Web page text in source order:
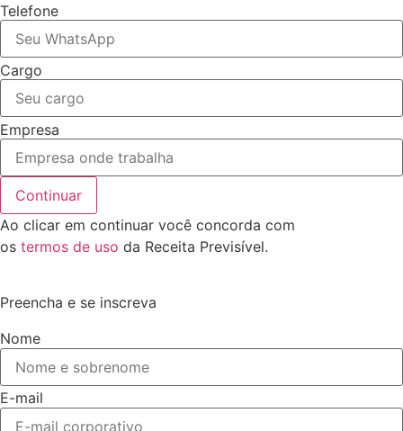
Telefone
Cargo
Empresa
Continuar
Ao clicar em continuar você concorda com
os termos de uso da Receita Previsível.
Preencha e se inscreva
Nome
E-mail